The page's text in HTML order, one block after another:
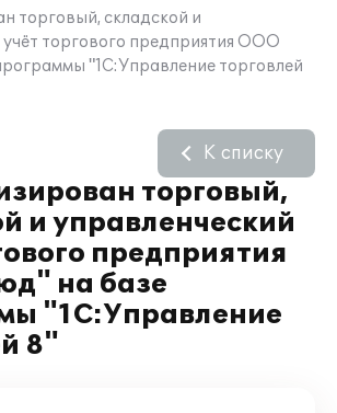
торговый, складской и
учёт торгового предприятия ООО
"1С:Управление торговлей
торговый,
и управленческий
предприятия
на базе
"1С:Управление
8"
К списку